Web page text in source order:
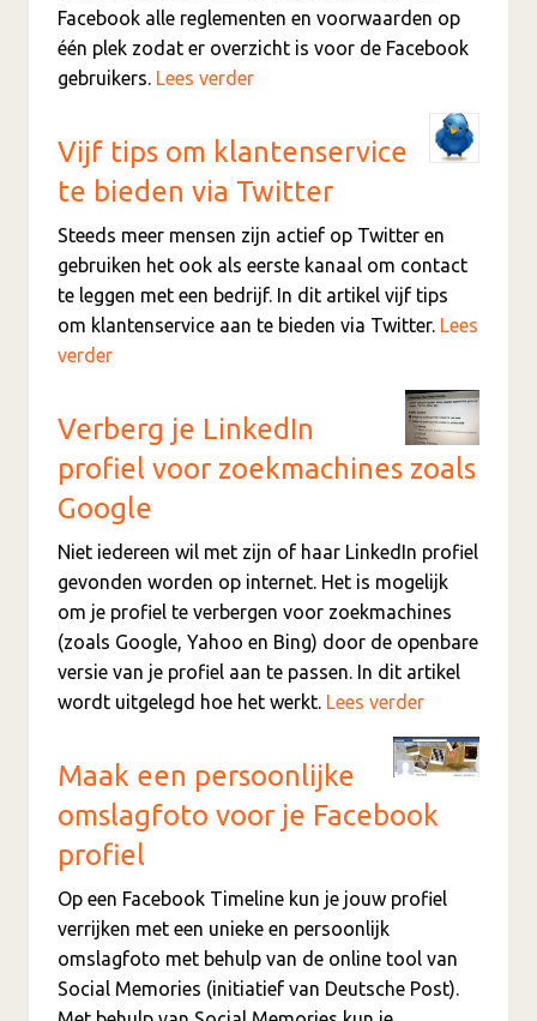
Facebook alle reglementen en voorwaarden op
één plek zodat er overzicht is voor de Facebook
gebruikers. Lees verder
Vijf tips om klantenservice
te bieden via Twitter
Steeds meer mensen zijn actief op Twitter en
gebruiken het ook als eerste kanaal om contact
te leggen met een bedrijf. In dit artikel vijf tips
om klantenservice aan te bieden via Twitter. Lees
verder
Verberg je LinkedIn
profiel voor zoekmachines zoals
Google
Niet iedereen wil met zijn of haar LinkedIn profiel
gevonden worden op internet. Het is mogelijk
om je profiel te verbergen voor zoekmachines
(zoals Google, Yahoo en Bing) door de openbare
versie van je profiel aan te passen. In dit artikel
wordt uitgelegd hoe het werkt. Lees verder
Maak een persoonlijke
omslagfoto voor je Facebook
profiel
Op een Facebook Timeline kun je jouw profiel
verrijken met een unieke en persoonlijk
omslagfoto met behulp van de online tool van
Social Memories (initiatief van Deutsche Post).